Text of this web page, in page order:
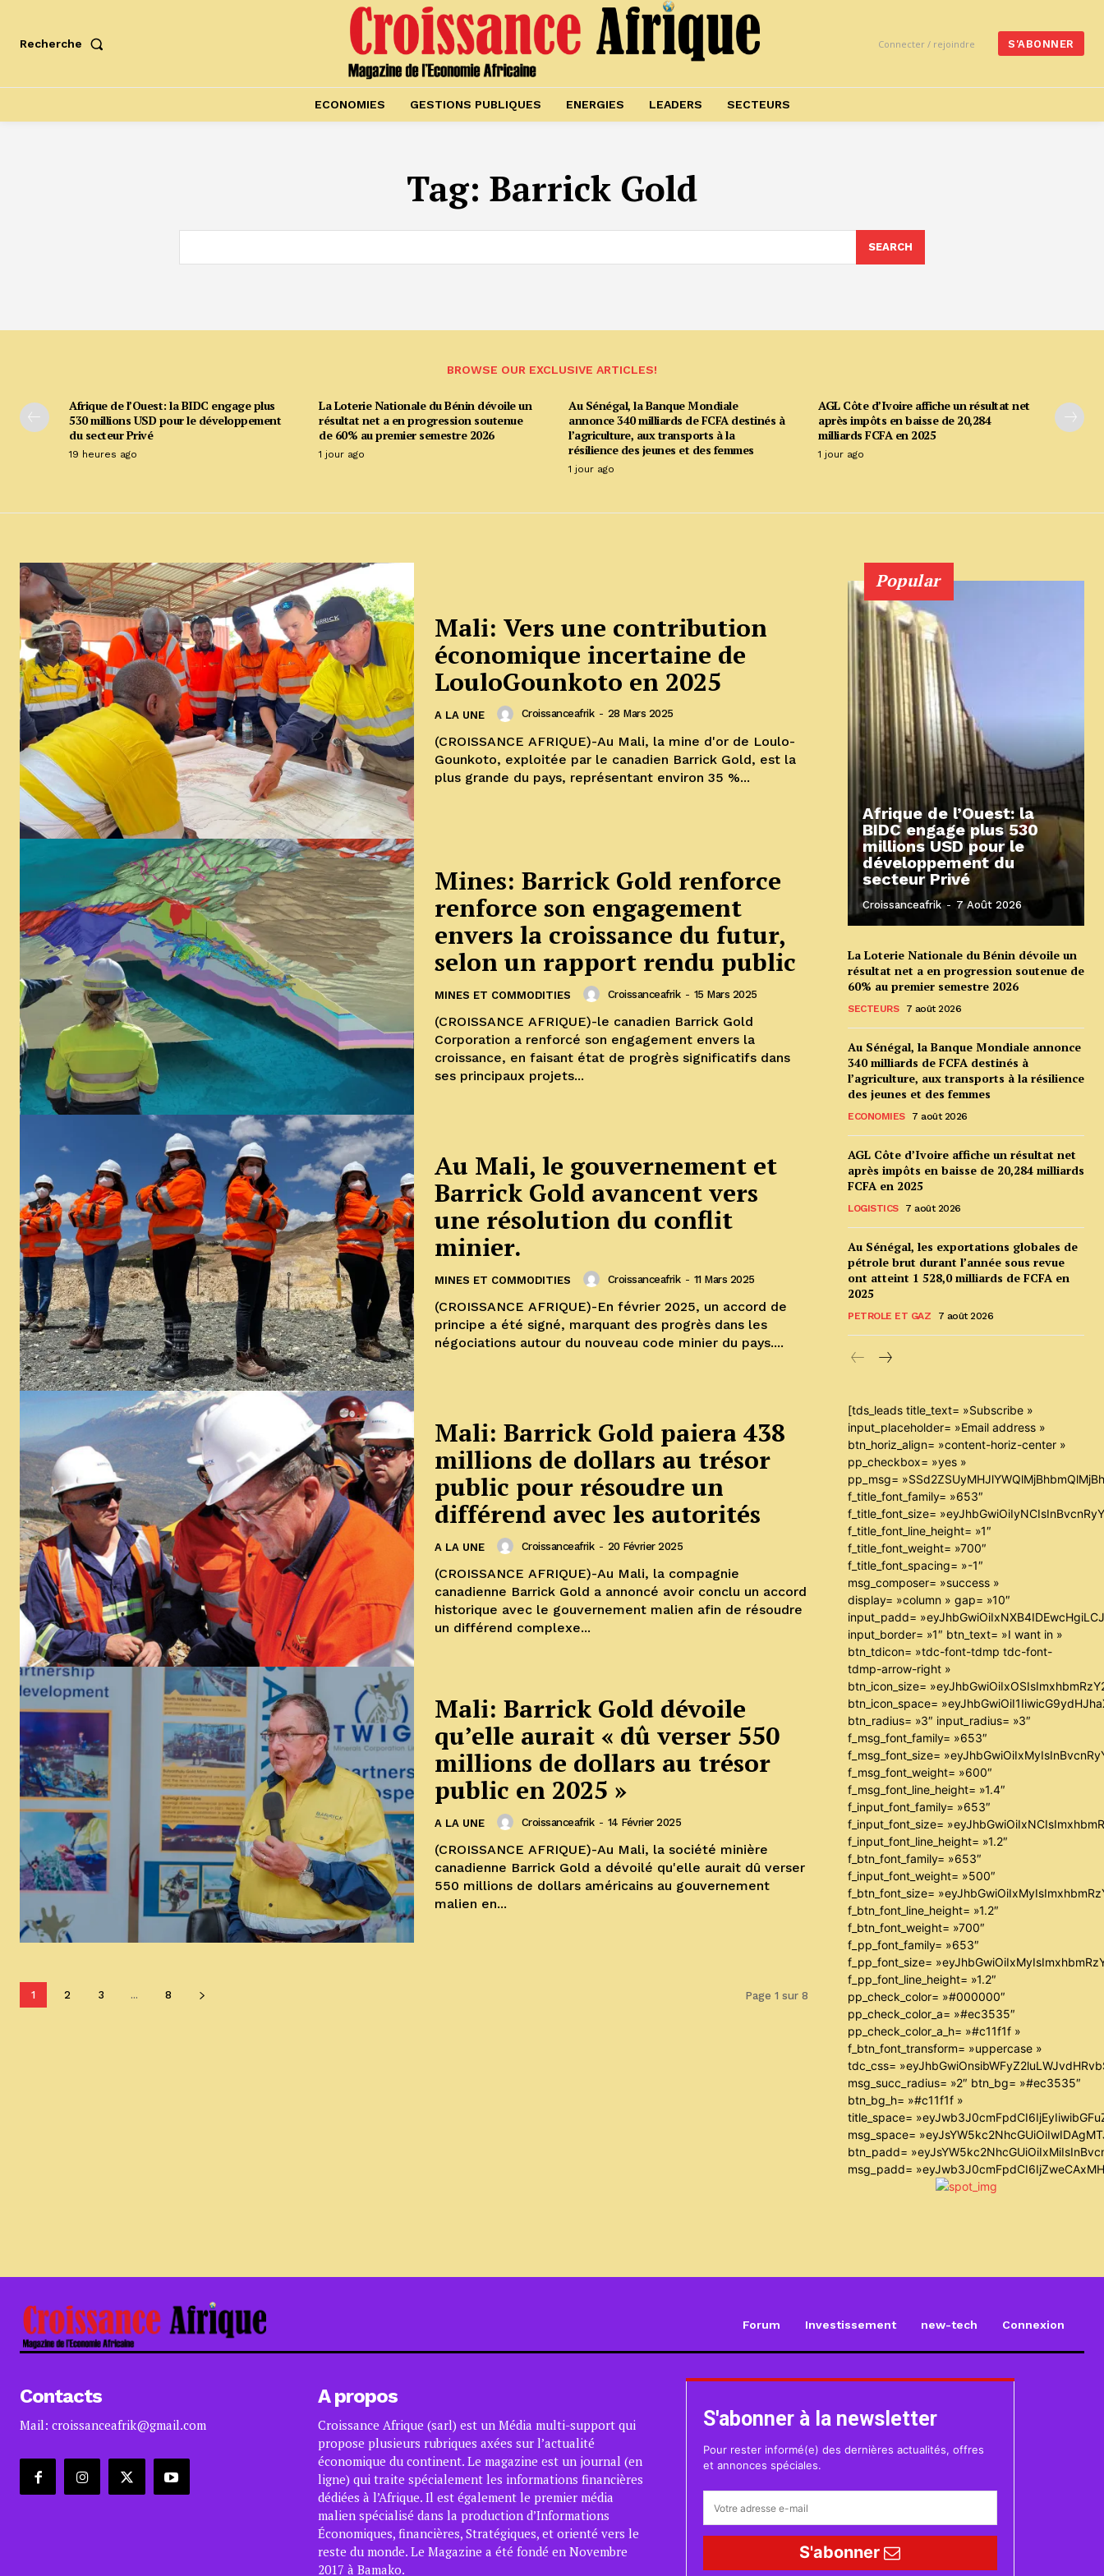
Recherche Connecter / rejoindre S'ABONNER
ECONOMIES GESTIONS PUBLIQUES ENERGIES LEADERS SECTEURS
Tag: Barrick Gold
SEARCH
BROWSE OUR EXCLUSIVE ARTICLES!
Afrique de l’Ouest: la BIDC engage plus
530 millions USD pour le développement
du secteur Privé
19 heures ago
La Loterie Nationale du Bénin dévoile un
résultat net a en progression soutenue
de 60% au premier semestre 2026
1 jour ago
Au Sénégal, la Banque Mondiale
annonce 340 milliards de FCFA destinés à
l’agriculture, aux transports à la
résilience des jeunes et des femmes
1 jour ago
AGL Côte d’Ivoire affiche un résultat net
après impôts en baisse de 20,284
milliards FCFA en 2025
1 jour ago
Mali: Vers une contribution
économique incertaine de
LouloGounkoto en 2025
A LA UNE Croissanceafrik - 28 Mars 2025
(CROISSANCE AFRIQUE)-Au Mali, la mine d'or de Loulo-
Gounkoto, exploitée par le canadien Barrick Gold, est la
plus grande du pays, représentant environ 35 %...
Mines: Barrick Gold renforce
renforce son engagement
envers la croissance du futur,
selon un rapport rendu public
MINES ET COMMODITIES Croissanceafrik - 15 Mars 2025
(CROISSANCE AFRIQUE)-le canadien Barrick Gold
Corporation a renforcé son engagement envers la
croissance, en faisant état de progrès significatifs dans
ses principaux projets...
Au Mali, le gouvernement et
Barrick Gold avancent vers
une résolution du conflit
minier.
MINES ET COMMODITIES Croissanceafrik - 11 Mars 2025
(CROISSANCE AFRIQUE)-En février 2025, un accord de
principe a été signé, marquant des progrès dans les
négociations autour du nouveau code minier du pays....
Mali: Barrick Gold paiera 438
millions de dollars au trésor
public pour résoudre un
différend avec les autorités
A LA UNE Croissanceafrik - 20 Février 2025
(CROISSANCE AFRIQUE)-Au Mali, la compagnie
canadienne Barrick Gold a annoncé avoir conclu un accord
historique avec le gouvernement malien afin de résoudre
un différend complexe...
Mali: Barrick Gold dévoile
qu’elle aurait « dû verser 550
millions de dollars au trésor
public en 2025 »
A LA UNE Croissanceafrik - 14 Février 2025
(CROISSANCE AFRIQUE)-Au Mali, la société minière
canadienne Barrick Gold a dévoilé qu'elle aurait dû verser
550 millions de dollars américains au gouvernement
malien en...
1 2 3 ... 8 Page 1 sur 8
Popular
Afrique de l’Ouest: la
BIDC engage plus 530
millions USD pour le
développement du
secteur Privé
Croissanceafrik - 7 Août 2026
La Loterie Nationale du Bénin dévoile un
résultat net a en progression soutenue de
60% au premier semestre 2026
SECTEURS 7 août 2026
Au Sénégal, la Banque Mondiale annonce
340 milliards de FCFA destinés à
l’agriculture, aux transports à la résilience
des jeunes et des femmes
ECONOMIES 7 août 2026
AGL Côte d’Ivoire affiche un résultat net
après impôts en baisse de 20,284 milliards
FCFA en 2025
LOGISTICS 7 août 2026
Au Sénégal, les exportations globales de
pétrole brut durant l’année sous revue
ont atteint 1 528,0 milliards de FCFA en
2025
PETROLE ET GAZ 7 août 2026
[tds_leads title_text= »Subscribe »
input_placeholder= »Email address »
btn_horiz_align= »content-horiz-center »
pp_checkbox= »yes »
pp_msg=
f_title_font_family= »653″
f_title_font_size=
f_title_font_line_height= »1″
f_title_font_weight= »700″
f_title_font_spacing= »-1″
msg_composer= »success »
display= »column » gap= »10″
input_padd=
input_border= »1″ btn_text= »I want in »
btn_tdicon= »tdc-font-tdmp tdc-font-
tdmp-arrow-right »
btn_icon_size=
btn_icon_space=
btn_radius= »3″ input_radius= »3″
f_msg_font_family= »653″
f_msg_font_size=
f_msg_font_weight= »600″
f_msg_font_line_height= »1.4″
f_input_font_family= »653″
f_input_font_size=
f_input_font_line_height= »1.2″
f_btn_font_family= »653″
f_input_font_weight= »500″
f_btn_font_size=
f_btn_font_line_height= »1.2″
f_btn_font_weight= »700″
f_pp_font_family= »653″
f_pp_font_size=
f_pp_font_line_height= »1.2″
pp_check_color= »#000000″
pp_check_color_a= »#ec3535″
pp_check_color_a_h= »#c11f1f »
f_btn_font_transform= »uppercase »
tdc_css=
msg_succ_radius= »2″ btn_bg= »#ec3535″
btn_bg_h= »#c11f1f »
title_space=
msg_space=
btn_padd=
msg_padd=
Forum Investissement new-tech Connexion
Contacts
Mail: croissanceafrik@gmail.com
A propos
Croissance Afrique (sarl) est un Média multi-support qui
propose plusieurs rubriques axées sur l’actualité
économique du continent. Le magazine est un journal (en
ligne) qui traite spécialement les informations financières
dédiées à l’Afrique. Il est également le premier média
malien spécialisé dans la production d’Informations
Économiques, financières, Stratégiques, et orienté vers le
reste du monde. Le Magazine a été fondé en Novembre
2017 à Bamako.
S'abonner à la newsletter
Pour rester informé(e) des dernières actualités, offres
et annonces spéciales.
S'abonner